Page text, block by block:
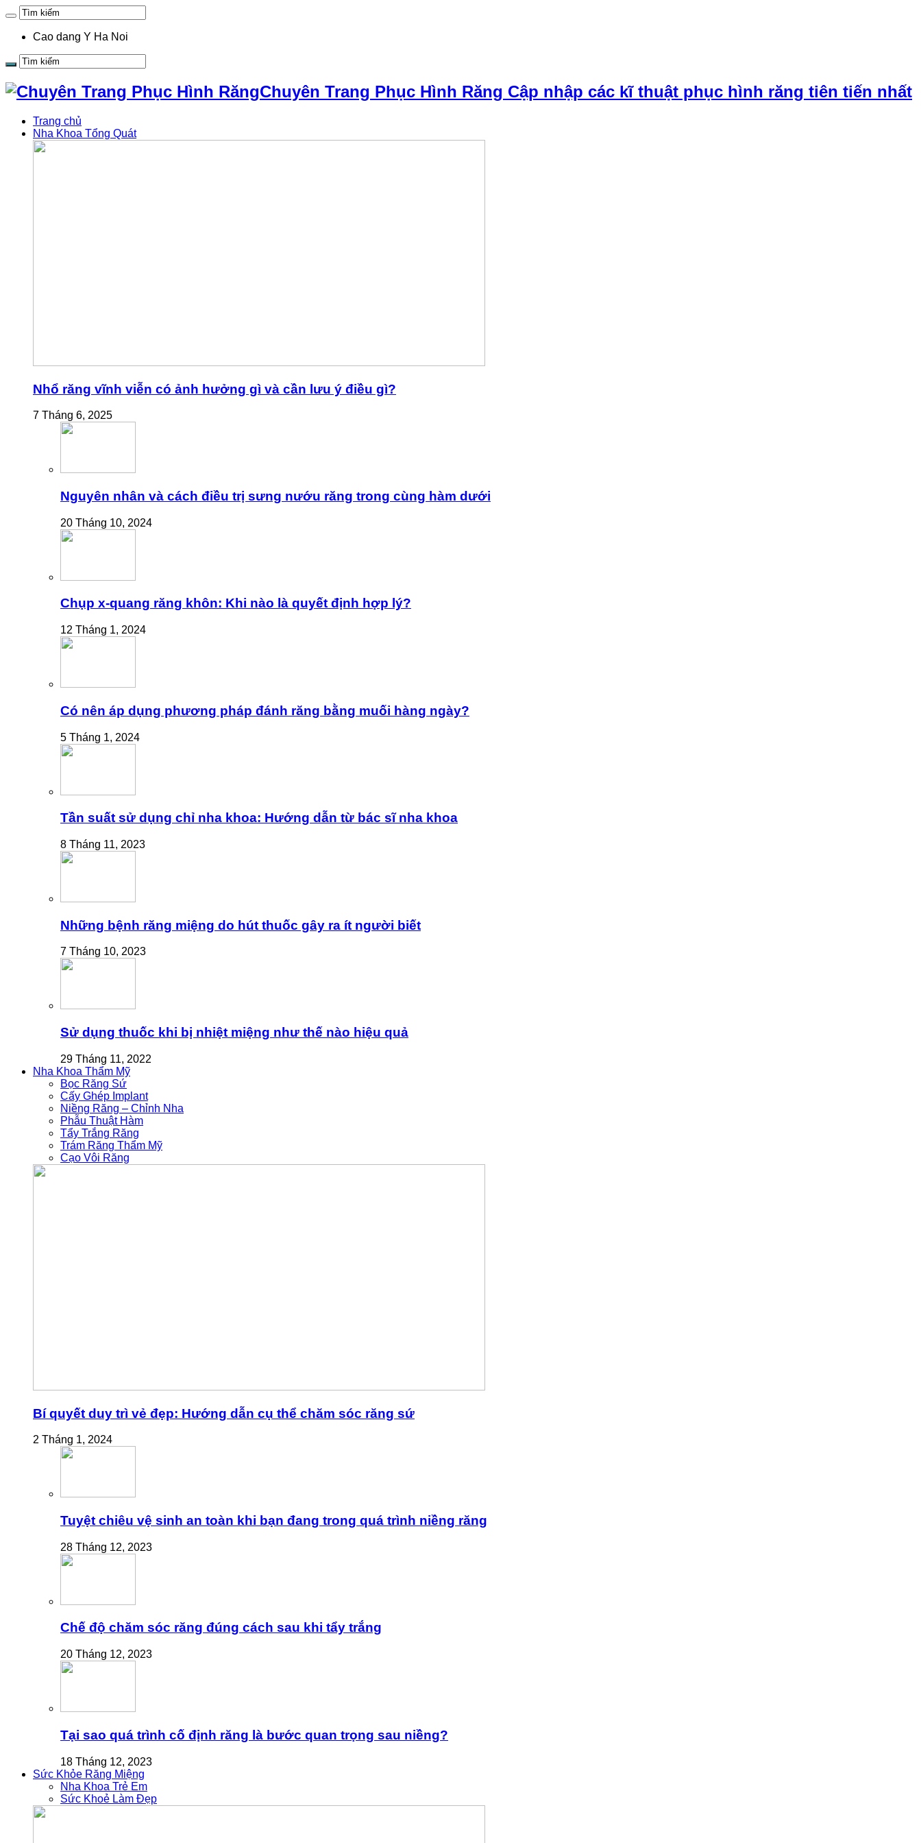
Cao dang Y Ha Noi
Chuyên Trang Phục Hình Răng Cập nhập các kĩ thuật phục hình răng tiên tiến nhất
Trang chủ
Nha Khoa Tổng Quát
Nhổ răng vĩnh viễn có ảnh hưởng gì và cần lưu ý điều gì?
7 Tháng 6, 2025
Nguyên nhân và cách điều trị sưng nướu răng trong cùng hàm dưới
20 Tháng 10, 2024
Chụp x-quang răng khôn: Khi nào là quyết định hợp lý?
12 Tháng 1, 2024
Có nên áp dụng phương pháp đánh răng bằng muối hàng ngày?
5 Tháng 1, 2024
Tần suất sử dụng chỉ nha khoa: Hướng dẫn từ bác sĩ nha khoa
8 Tháng 11, 2023
Những bệnh răng miệng do hút thuốc gây ra ít người biết
7 Tháng 10, 2023
Sử dụng thuốc khi bị nhiệt miệng như thế nào hiệu quả
29 Tháng 11, 2022
Nha Khoa Thẩm Mỹ
Bọc Răng Sứ
Cấy Ghép Implant
Niềng Răng – Chỉnh Nha
Phẫu Thuật Hàm
Tẩy Trắng Răng
Trám Răng Thẩm Mỹ
Cạo Vôi Răng
Bí quyết duy trì vẻ đẹp: Hướng dẫn cụ thể chăm sóc răng sứ
2 Tháng 1, 2024
Tuyệt chiêu vệ sinh an toàn khi bạn đang trong quá trình niềng răng
28 Tháng 12, 2023
Chế độ chăm sóc răng đúng cách sau khi tẩy trắng
20 Tháng 12, 2023
Tại sao quá trình cố định răng là bước quan trọng sau niềng?
18 Tháng 12, 2023
Sức Khỏe Răng Miệng
Nha Khoa Trẻ Em
Sức Khoẻ Làm Đẹp